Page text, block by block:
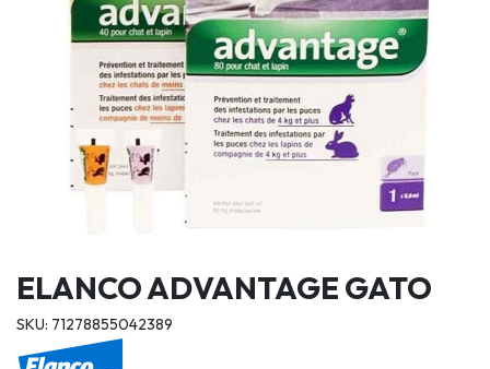
ELANCO ADVANTAGE GATO
SKU: 71278855042389